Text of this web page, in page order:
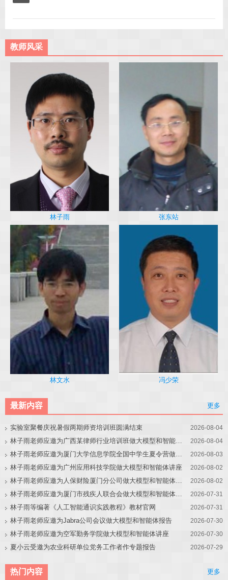
教师风采
林子雨 张东站
林文水 冯少荣
最新内容 更多
实验室聚餐庆祝暑假两期师资培训班圆满结束 2026-08-04
林子雨老师应邀为广西某律师行业培训班做大模型和智能体讲座 2026-08-04
林子雨老师应邀为厦门大学信息学院全国中学生夏令营做大模型讲座 2026-08-03
林子雨老师应邀为广州应用科技学院做大模型和智能体讲座 2026-08-02
林子雨老师应邀为人保财险厦门分公司做大模型和智能体讲座 2026-08-02
林子雨老师应邀为厦门市残疾人联合会做大模型和智能体讲座 2026-07-31
林子雨等编著《人工智能通识实践教程》教材官网 2026-07-31
林子雨老师应邀为Jabra公司会议做大模型和智能体报告 2026-07-30
林子雨老师应邀为空军勤务学院做大模型和智能体讲座 2026-07-30
夏小云受邀为农业科研单位党务工作者作专题报告 2026-07-29
热门内容 更多